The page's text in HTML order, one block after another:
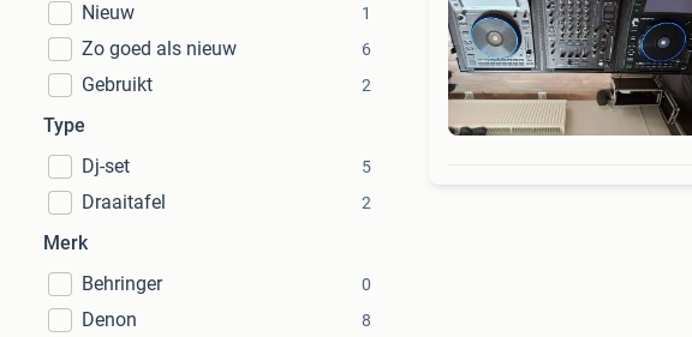
Nieuw
1
Zo goed als nieuw 6
Gebruikt 2
Type
Dj-set
5
Draaitafel 2
Merk
Behringer
0
Denon 8